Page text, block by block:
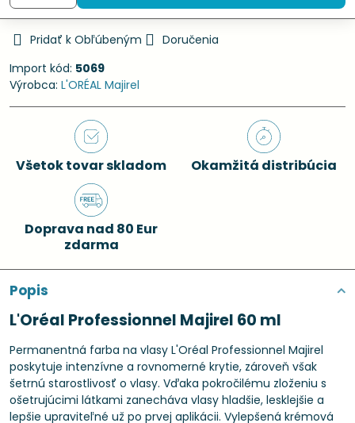
Pridať k Obľúbeným
Doručenia
Import kód: 5069
Výrobca: L'ORÉAL Majirel
Všetok tovar skladom Okamžitá distribúcia
Doprava nad 80 Eur
zdarma
Popis
L'Oréal Professionnel Majirel 60 ml
Permanentná farba na vlasy L'Oréal Professionnel Majirel
poskytuje intenzívne a rovnomerné krytie, zároveň však
šetrnú starostlivosť o vlasy. Vďaka pokročilému zloženiu s
ošetrujúcimi látkami zanecháva vlasy hladšie, lesklejšie a
lepšie upraviteľné už po prvej aplikácii. Vylepšená krémová